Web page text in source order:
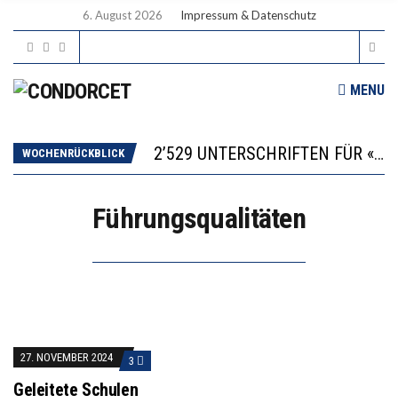
6. August 2026 Impressum & Datenschutz
MENU
WOCHENRÜCKBLICK
2’529 UNTERSCHRIFTEN FÜR «KEINE DIGITALEN GERÄTE IN DEN ERSTEN VIER PRIMARSCHULJAHREN» EINGEREICHT
ICH WILL MEHR EVIDENZ UND WILL WISSEN, WAS ALL DIE INVESTITIONEN BRINGEN
Führungsqualitäten
27. NOVEMBER 2024 3
Geleitete Schulen